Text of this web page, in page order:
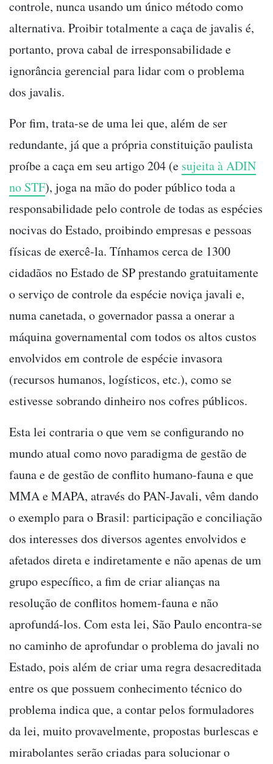
controle, nunca usando um único método como
alternativa. Proibir totalmente a caça de javalis é,
portanto, prova cabal de irresponsabilidade e
ignorância gerencial para lidar com o problema
dos javalis.
Por fim, trata-se de uma lei que, além de ser
redundante, já que a própria constituição paulista
proíbe a caça em seu artigo 204 (e sujeita à ADIN
no STF), joga na mão do poder público toda a
responsabilidade pelo controle de todas as espécies
nocivas do Estado, proibindo empresas e pessoas
físicas de exercê-la. Tínhamos cerca de 1300
cidadãos no Estado de SP prestando gratuitamente
o serviço de controle da espécie noviça javali e,
numa canetada, o governador passa a onerar a
máquina governamental com todos os altos custos
envolvidos em controle de espécie invasora
(recursos humanos, logísticos, etc.), como se
estivesse sobrando dinheiro nos cofres públicos.
Esta lei contraria o que vem se configurando no
mundo atual como novo paradigma de gestão de
fauna e de gestão de conflito humano-fauna e que
MMA e MAPA, através do PAN-Javali, vêm dando
o exemplo para o Brasil: participação e conciliação
dos interesses dos diversos agentes envolvidos e
afetados direta e indiretamente e não apenas de um
grupo específico, a fim de criar alianças na
resolução de conflitos homem-fauna e não
aprofundá-los. Com esta lei, São Paulo encontra-se
no caminho de aprofundar o problema do javali no
Estado, pois além de criar uma regra desacreditada
entre os que possuem conhecimento técnico do
problema indica que, a contar pelos formuladores
da lei, muito provavelmente, propostas burlescas e
mirabolantes serão criadas para solucionar o